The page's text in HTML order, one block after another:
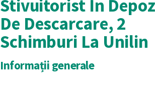
Stivuitorist In
De Descarcare, 2
Schimburi La Unilin
Informații generale